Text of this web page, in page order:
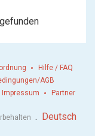
Hilfe / FAQ
AGB
Impressum Partner
. Deutsch